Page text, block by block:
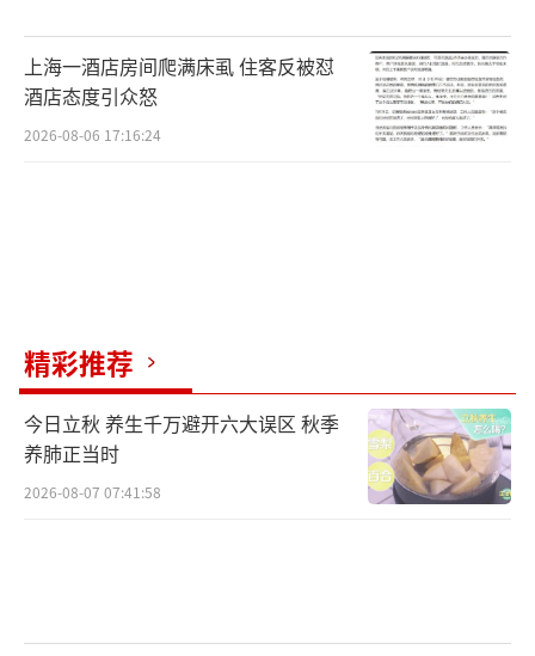
上海一酒店房间爬满床虱 住客反被怼
酒店态度引众怒
2026-08-06 17:16:24
精彩推荐
今日立秋 养生千万避开六大误区 秋季
养肺正当时
2026-08-07 07:41:58